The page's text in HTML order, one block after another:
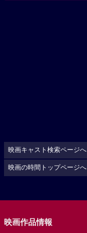
映画キャスト検索ページへ
映画の時間トップページへ
映画作品情報